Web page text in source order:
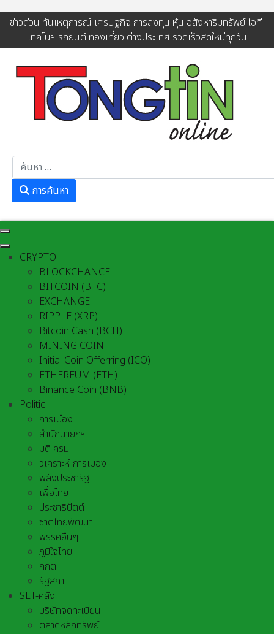
ข่าวด่วน ทันเหตุการณ์ เศรษฐกิจ การลงทุน หุ้น อสังหาริมทรัพย์ ไอที-
เทคโนฯ รถยนต์ ท่องเที่ยว ต่างประเทศ รวดเร็วสดใหม่ทุกวัน
การค้นหา
CRYPTO
BLOCKCHANCE
BITCOIN (BTC)
EXCHANGE
RIPPLE (XRP)
Bitcoin Cash (BCH)
MINING COIN
Initial Coin Offerring (ICO)
ETHEREUM (ETH)
Binance Coin (BNB)
Politic
การเมือง
สำนักนายกฯ
มติ ครม.
วิเคราะห์-การเมือง
พลังประชารัฐ
เพื่อไทย
ประชาธิปัตต์
ชาติไทยพัฒนา
พรรคอื่นๆ
ภูมิใจไทย
กกต.
รัฐสภา
SET-คลัง
บริษัทจดทะเบียน
ตลาดหลักทรัพย์